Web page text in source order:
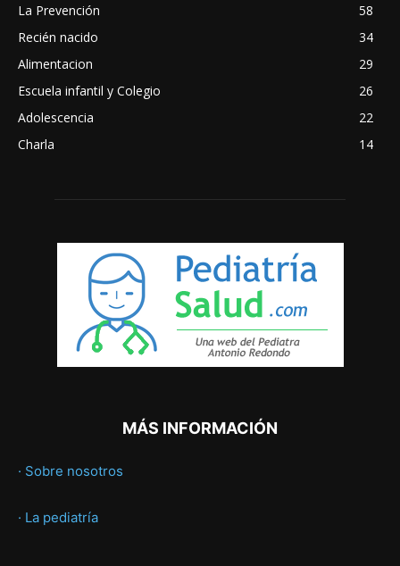
La Prevención
58
Recién nacido
34
Alimentacion
29
Escuela infantil y Colegio
26
Adolescencia
22
Charla
14
MÁS INFORMACIÓN
· Sobre nosotros
· La pediatría